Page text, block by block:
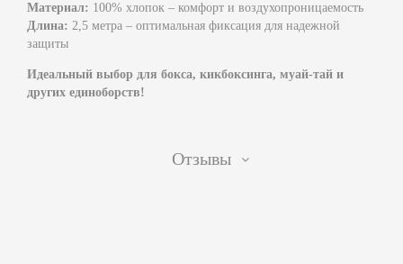
Материал: 100% хлопок – комфорт и воздухопроницаемость
Длина: 2,5 метра – оптимальная фиксация для надежной
защиты
Идеальный выбор для бокса, кикбоксинга, муай-тай и
других единоборств!
Отзывы